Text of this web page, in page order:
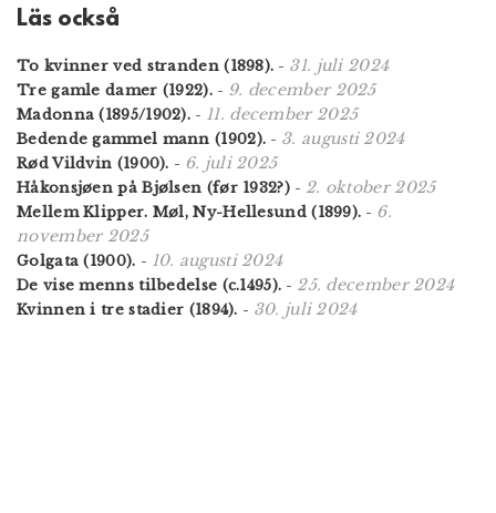
Läs också
To kvinner ved stranden (1898). - 31. juli 2024
Tre gamle damer (1922).- 9. december 2025
Madonna (1895/1902). - 11. december 2025
Bedende gammel mann (1902). - 3. augusti 2024
Rød Vildvin (1900). - 6. juli 2025
Håkonsjøen på Bjølsen (før 1932?)- 2. oktober 2025
Mellem Klipper. Møl, Ny-Hellesund (1899). - 6.
november 2025
Golgata (1900). - 10. augusti 2024
De vise menns tilbedelse (c.1495). - 25. december 2024
Kvinnen i tre stadier (1894). - 30. juli 2024